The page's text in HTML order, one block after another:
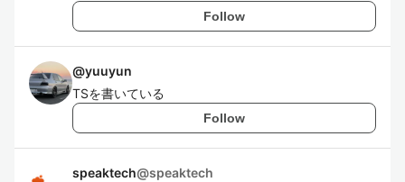
Follow
@yuuyun
TSを書いている
Follow
speaktech@speaktech